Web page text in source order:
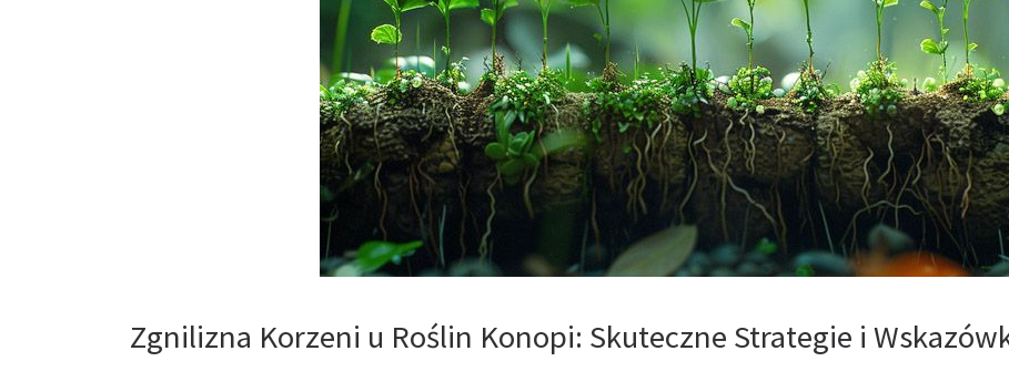
Zgnilizna Korzeni u Roślin Konopi: Skuteczne Strategie i